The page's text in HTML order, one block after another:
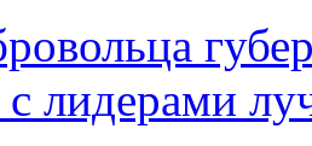
с лидерами